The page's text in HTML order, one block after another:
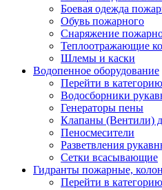
Боевая одежда
Обувь пожарного
Снаряжение
Теплоотражающие
Шлемы и каски
Водопенное оборудование
Перейти в категорию
Водосборники
Генераторы пены
Клапаны (Вентили)
Пеносмесители
Разветвления
Сетки всасывающие
Гидранты пожарные,
Перейти в категорию